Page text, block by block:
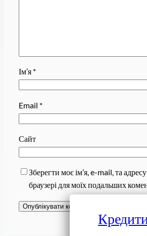
Ім’я *
Email *
Сайт
Зберегти моє ім’я, e-mail, та
браузері для моїх подальших